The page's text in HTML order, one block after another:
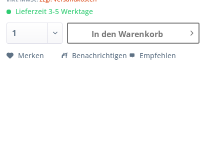
Lieferzeit 3-5 Werktage
In den Warenkorb
Merken Benachrichtigen Empfehlen